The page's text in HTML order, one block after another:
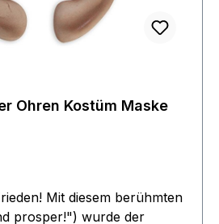
Maske
Mit diesem berühmten
prosper!") wurde der